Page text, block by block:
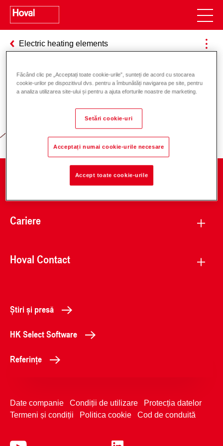
Electric heating elements
Responsabilitate pentru energie și
mediu
Cariere
Hoval Contact
Știri și presă
HK Select Software
Referințe
Date companie Condiții de utilizare
Protecția datelor
Termeni și condiții
Politica cookie Cod de conduită
Făcând clic pe „Acceptați toate cookie-urile”, sunteți de acord cu stocarea
cookie-urilor pe dispozitivul dvs. pentru a îmbunătăți navigarea pe site, pentru
a analiza utilizarea site-ului și pentru a ajuta eforturile noastre de marketing.
Setări cookie-uri
Acceptați numai cookie-urile necesare
Accept toate cookie-urile